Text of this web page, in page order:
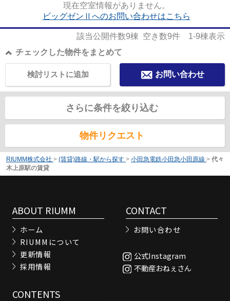
現在空室情報がありません。
ビッグゼンⅡへのお問い合わせはこちら
該当公開件数9棟 空き数9件 1-9棟表示
チェックした物件をまとめて
お問い合わせ
検討リストに追加
さらに条件を絞り込む
物件リクエスト
RIUMM株式会社 > (賃貸)路線・駅から探す > 小田急電鉄小田急小田原線 > 代々
木上原駅の賃貸
ABOUT RIUMM
ホーム
RIUMMについて
更新情報
採用情報
CONTACT
お問い合わせ
公式Instagram
不動産おねぇさん
CONTENTS